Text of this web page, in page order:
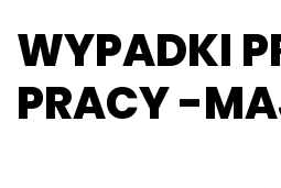
WYPADKI
PRACY -